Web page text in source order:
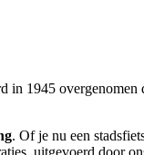
in 1945 overgenomen
. Of je nu een
uitgevoerd door